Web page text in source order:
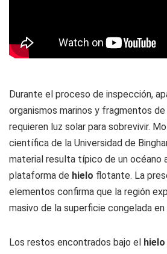
Durante el proceso de inspección,
organismos marinos y fragmentos
requieren luz solar para sobrevivir.
científica de la Universidad de
material resulta típico de un océano
plataforma de hielo flotante. La
elementos confirma que la región
masivo de la superficie congelada
Los restos encontrados bajo el hielo